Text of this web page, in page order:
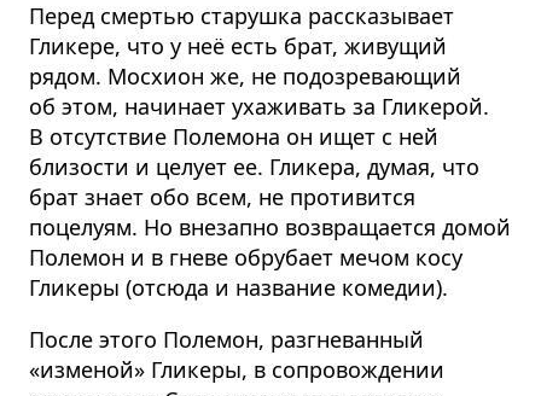
Перед смертью старушка рассказывает
Гликере, что у неё есть брат, живущий
рядом. Мосхион же, не подозревающий
об этом, начинает ухаживать за Гликерой.
В отсутствие Полемона он ищет с ней
близости и целует ее. Гликера, думая, что
брат знает обо всем, не противится
поцелуям. Но внезапно возвращается домой
Полемон и в гневе обрубает мечом косу
Гликеры (отсюда и название комедии).
После этого Полемон, разгневанный
«изменой» Гликеры, в сопровождении